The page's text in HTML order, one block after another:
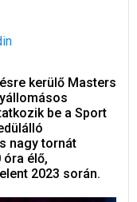
kerülő Masters
be a Sport
nagy tornát
élő,
2023 során.